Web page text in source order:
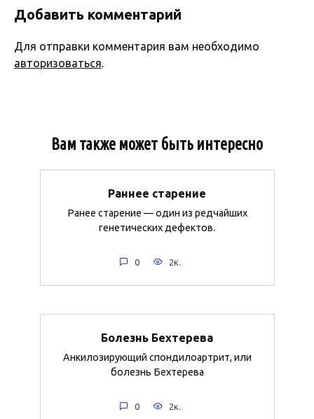
Добавить комментарий
Для отправки комментария вам необходимо
авторизоваться.
Вам также может быть интересно
Раннее старение
Ранее старение — один из редчайших
генетических дефектов.
0 2к.
Болезнь Бехтерева
Анкилозирующий спондилоартрит, или
болезнь Бехтерева
0 2к.